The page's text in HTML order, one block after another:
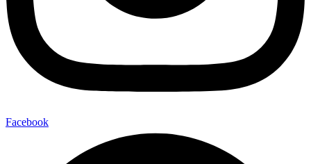
Facebook